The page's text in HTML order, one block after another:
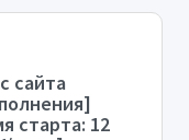
сайта
старта: 12